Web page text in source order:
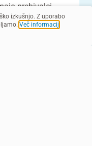
prebivalci
izkušnjo. Z uporabo
Več informacij